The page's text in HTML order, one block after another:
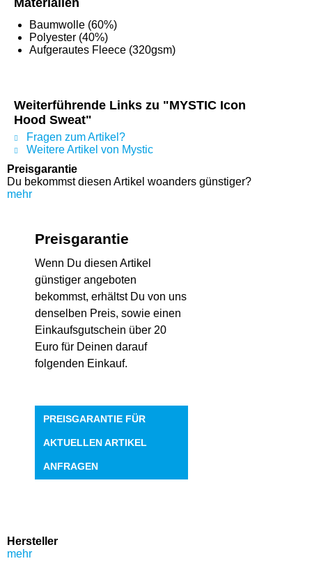
Materialien
Baumwolle (60%)
Polyester (40%)
Aufgerautes Fleece (320gsm)
Weiterführende Links zu "MYSTIC Icon
Hood Sweat"
Fragen zum Artikel?
Weitere Artikel von Mystic
Preisgarantie
Du bekommst diesen Artikel woanders günstiger?
mehr
Preisgarantie
Wenn Du diesen Artikel
günstiger angeboten
bekommst, erhältst Du von uns
denselben Preis, sowie einen
Einkaufsgutschein über 20
Euro für Deinen darauf
folgenden Einkauf.
PREISGARANTIE FÜR
AKTUELLEN ARTIKEL
ANFRAGEN
Hersteller
mehr